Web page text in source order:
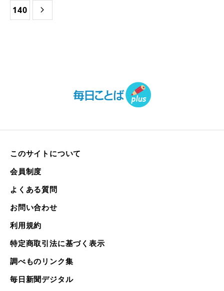
140

このサイトについて
会員制度
よくある質問
お問い合わせ
利用規約
特定商取引法に基づく表示
調べものリンク集
毎日新聞デジタル